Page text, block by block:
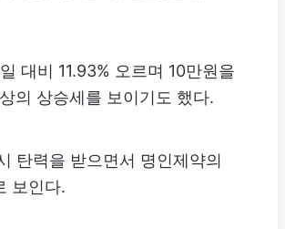
대비 11.93% 오르며 10만원을
의 상승세를 보이기도 했다.
탄력을 받으면서 명인제약의
보인다.